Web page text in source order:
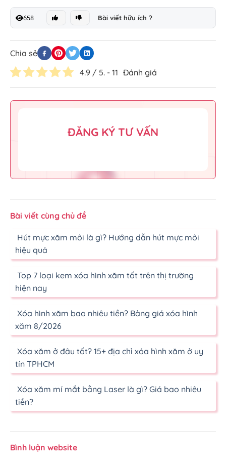
658 Bài viết hữu ích ?
Chia sẻ
Đánh giá
4.9 / 5. - 11
ĐĂNG KÝ TƯ VẤN
Bài viết cùng chủ đề
Hút mực xăm môi là gì? Hướng dẫn hút mực môi
hiệu quả
Top 7 loại kem xóa hình xăm tốt trên thị trường
hiện nay
Xóa hình xăm bao nhiêu tiền? Bảng giá xóa hình
xăm 8/2026
Xóa xăm ở đâu tốt? 15+ địa chỉ xóa hình xăm ở uy
tín TPHCM
Xóa xăm mí mắt bằng Laser là gì? Giá bao nhiêu
tiền?
Bình luận website